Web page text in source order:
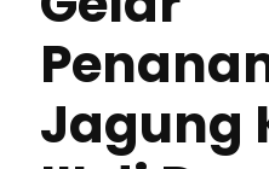
Jagung